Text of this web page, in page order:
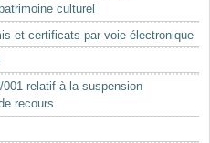
culturel
et certificats par voie électronique
relatif à la suspension
recours